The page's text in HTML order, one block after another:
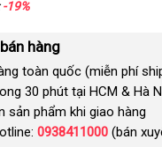
-19%
hàng
toàn quốc (miễn phí
30 phút tại HCM & Hà
sản phẩm khi giao hàng
0938411000(bán